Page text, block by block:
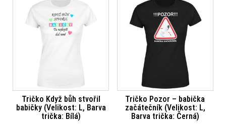
Tričko Když bůh stvořil
babičky (Velikost: L, Barva
trička: Bílá)
Tričko Pozor – babička
začátečník (Velikost: L,
Barva trička: Černá)